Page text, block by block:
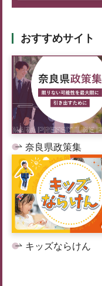
おすすめサイト
奈良県政策集
キッズならけん